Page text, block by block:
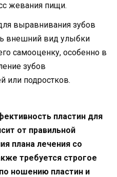
жевания пищи.
выравнивания зубов
внешний вид улыбки
самооценку, особенно в
зубов
или подростков.
пластин для
от правильной
плана лечения со
требуется строгое
ношению пластин и